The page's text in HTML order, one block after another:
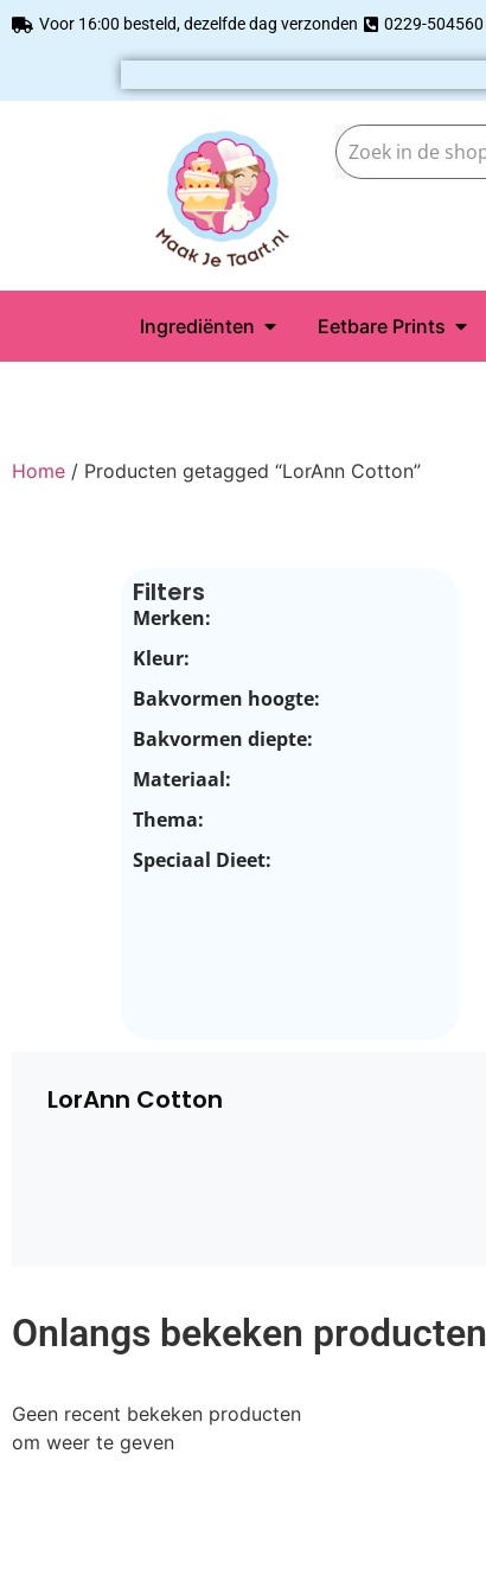
Voor 16:00 besteld, dezelfde dag verzonden 0229-504560
Ingrediënten Eetbare Prints
Home / Producten getagged “LorAnn Cotton”
Filters
Merken:
Kleur:
Bakvormen hoogte:
Bakvormen diepte:
Materiaal:
Thema:
Speciaal Dieet:
LorAnn Cotton
Onlangs bekeken producten
Geen recent bekeken producten
om weer te geven